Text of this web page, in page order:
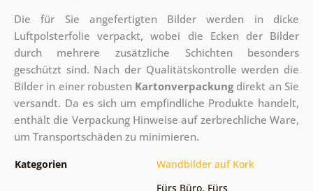
Die für Sie angefertigten Bilder werden in dicke
Luftpolsterfolie verpackt, wobei die Ecken der Bilder
durch mehrere zusätzliche Schichten besonders
geschützt sind. Nach der Qualitätskontrolle werden die
Bilder in einer robusten Kartonverpackungdirekt an Sie
versandt. Da es sich um empfindliche Produkte handelt,
enthält die Verpackung Hinweise auf zerbrechliche Ware,
um Transportschäden zu minimieren.
Kategorien Wandbilder auf Kork
Fürs Büro, Fürs